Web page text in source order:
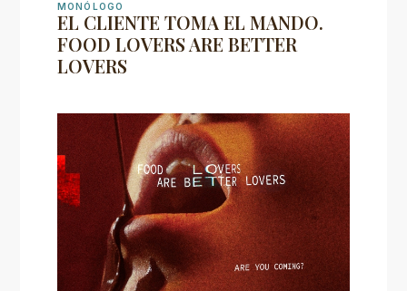
MONÓLOGO
EL CLIENTE TOMA EL MANDO.
FOOD LOVERS ARE BETTER
LOVERS